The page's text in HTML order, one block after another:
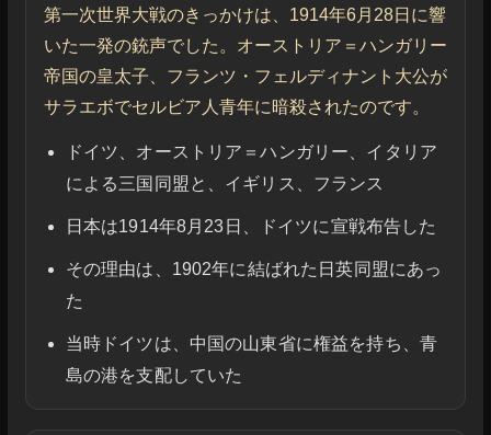
第一次世界大戦のきっかけは、1914年6月28日に響
いた一発の銃声でした。オーストリア＝ハンガリー
帝国の皇太子、フランツ・フェルディナント大公が
サラエボでセルビア人青年に暗殺されたのです。
ドイツ、オーストリア＝ハンガリー、イタリア
による三国同盟と、イギリス、フランス
日本は1914年8月23日、ドイツに宣戦布告した
その理由は、1902年に結ばれた日英同盟にあっ
た
当時ドイツは、中国の山東省に権益を持ち、青
島の港を支配していた